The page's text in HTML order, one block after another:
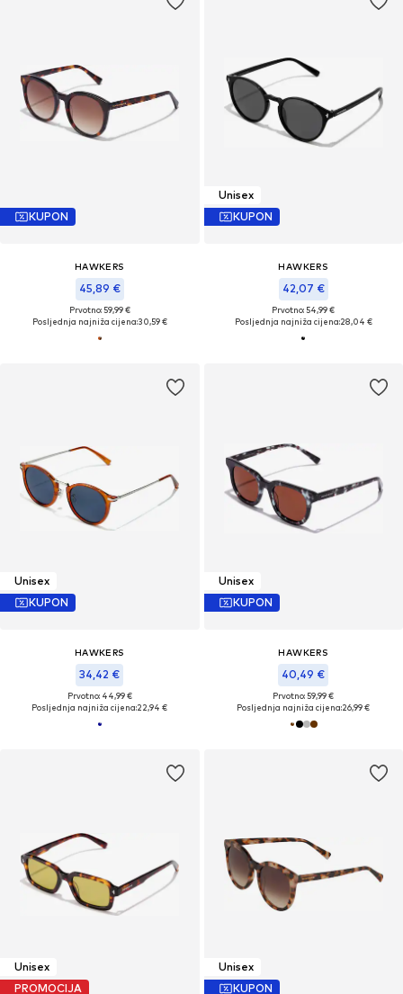
KUPON
HAWKERS
45,89 €
Prvotno: 59,99 €
Posljednja najniža cijena:30,59 €
Unisex
KUPON
HAWKERS
42,07 €
Prvotno: 54,99 €
Posljednja najniža cijena:28,04 €
Unisex
KUPON
HAWKERS
34,42 €
Prvotno: 44,99 €
Posljednja najniža cijena:22,94 €
Unisex
KUPON
HAWKERS
40,49 €
Prvotno: 59,99 €
Posljednja najniža cijena:26,99 €
Unisex
PROMOCIJA
Unisex
KUPON